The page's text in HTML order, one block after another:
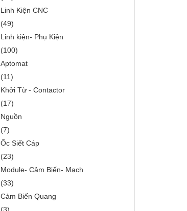
Linh Kiện CNC
(49)
Linh kiện- Phụ Kiện
(100)
Aptomat
(11)
Khởi Từ - Contactor
(17)
Nguồn
(7)
Ốc Siết Cáp
(23)
Module- Cảm Biến- Mạch
(33)
Cảm Biến Quang